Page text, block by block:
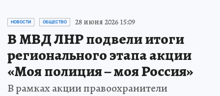
НОВОСТИ ОБЩЕСТВО 28 июня 2026 15:09
В МВД ЛНР подвели итоги
регионального этапа акции
«Моя полиция – моя Россия»
В рамках акции правоохранители